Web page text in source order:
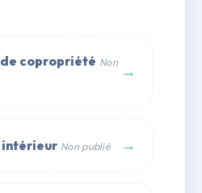
copropriété Non →
intérieur Non publié →